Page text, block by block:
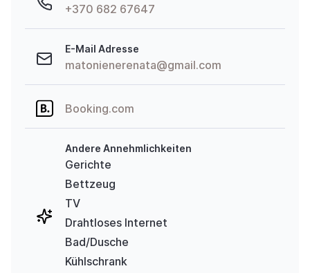
+370 682 67647
E-Mail Adresse
matonienerenata@gmail.com
Booking.com
Andere Annehmlichkeiten
Gerichte
Bettzeug
TV
Drahtloses Internet
Bad/Dusche
Kühlschrank